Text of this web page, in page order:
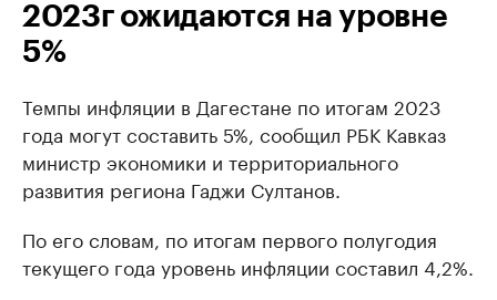
2023г ожидаются на уровне
5%
Темпы инфляции в Дагестане по итогам 2023
года могут составить 5%, сообщил РБК Кавказ
министр экономики и территориального
развития региона Гаджи Султанов.
По его словам, по итогам первого полугодия
текущего года уровень инфляции составил 4,2%.